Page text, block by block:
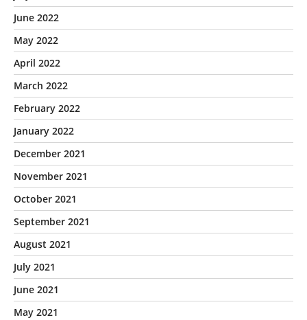
June 2022
May 2022
April 2022
March 2022
February 2022
January 2022
December 2021
November 2021
October 2021
September 2021
August 2021
July 2021
June 2021
May 2021